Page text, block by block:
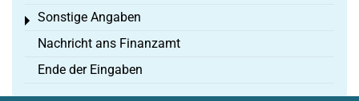
Sonstige Angaben
Toggle menu
Nachricht ans Finanzamt
Ende der Eingaben